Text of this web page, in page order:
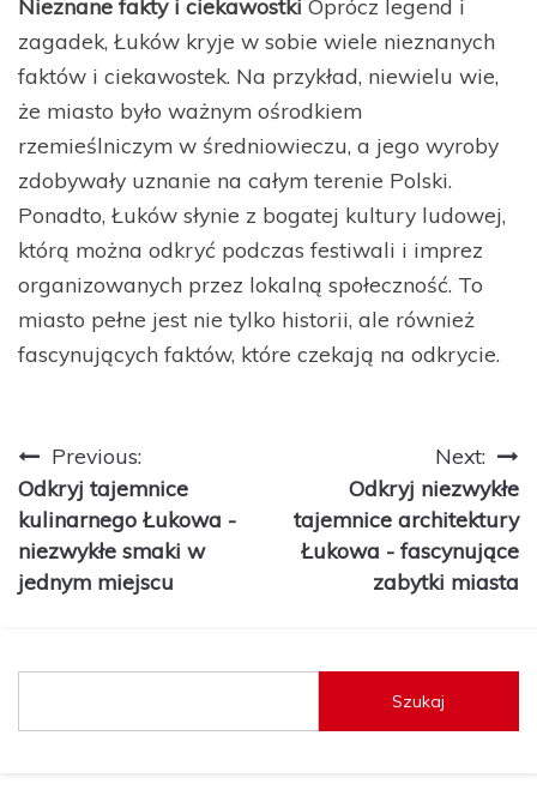
Nieznane fakty i ciekawostki Oprócz legend i
zagadek, Łuków kryje w sobie wiele nieznanych
faktów i ciekawostek. Na przykład, niewielu wie,
że miasto było ważnym ośrodkiem
rzemieślniczym w średniowieczu, a jego wyroby
zdobywały uznanie na całym terenie Polski.
Ponadto, Łuków słynie z bogatej kultury ludowej,
którą można odkryć podczas festiwali i imprez
organizowanych przez lokalną społeczność. To
miasto pełne jest nie tylko historii, ale również
fascynujących faktów, które czekają na odkrycie.
Nawigacja
wpisu
Previous:
Odkryj tajemnice
kulinarnego Łukowa -
niezwykłe smaki w
jednym miejscu
Next:
Odkryj niezwykłe
tajemnice architektury
Łukowa - fascynujące
zabytki miasta
Szukaj